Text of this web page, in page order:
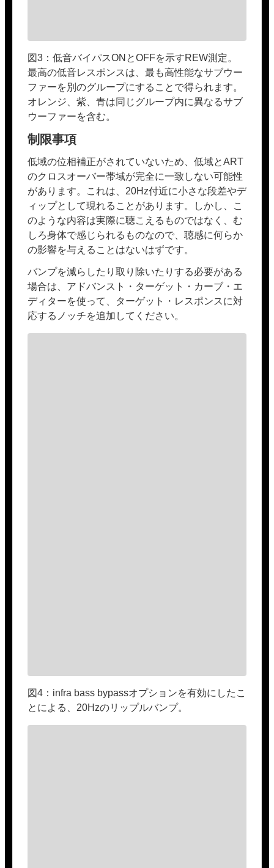
図3：低音バイパスONとOFFを示すREW測定。
最高の低音レスポンスは、最も高性能なサブウー
ファーを別のグループにすることで得られます。
オレンジ、紫、青は同じグループ内に異なるサブ
ウーファーを含む。
制限事項
低域の位相補正がされていないため、低域とART
のクロスオーバー帯域が完全に一致しない可能性
があります。これは、20Hz付近に小さな段差やデ
ィップとして現れることがあります。しかし、こ
のような内容は実際に聴こえるものではなく、む
しろ身体で感じられるものなので、聴感に何らか
の影響を与えることはないはずです。
バンプを減らしたり取り除いたりする必要がある
場合は、アドバンスト・ターゲット・カーブ・エ
ディターを使って、ターゲット・レスポンスに対
応するノッチを追加してください。
図4：infra bass bypassオプションを有効にしたこ
とによる、20Hzのリップルバンプ。